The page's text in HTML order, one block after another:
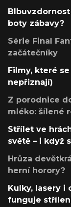
boty zábavy?
Série Final
začátečníky
Filmy, které
nepřiznají)
Z porodnice
mléko: šílené
Střílet ve
světě – i když
Hrůza
herní horory?
Kulky, lasery i
funguje